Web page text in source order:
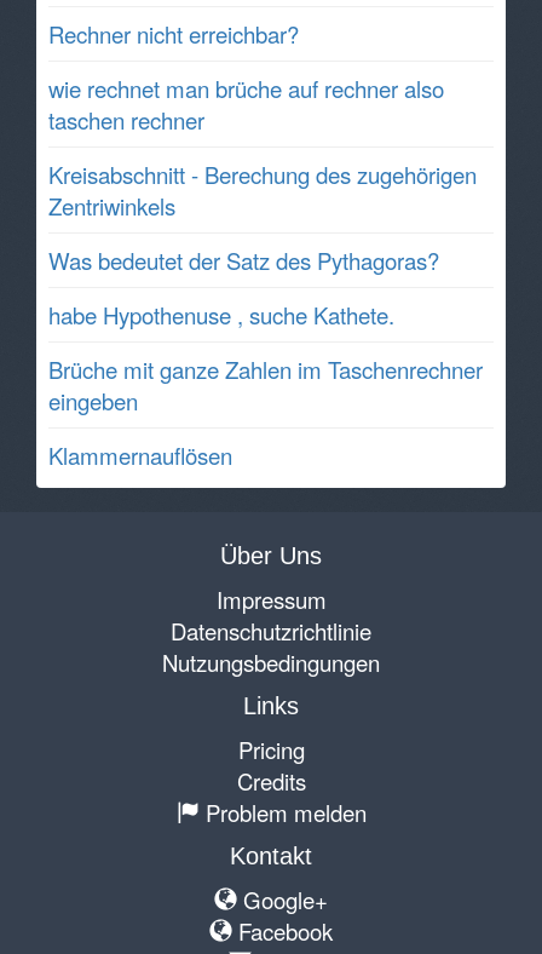
Rechner nicht erreichbar?
wie rechnet man brüche auf rechner also
taschen rechner
Kreisabschnitt - Berechung des zugehörigen
Zentriwinkels
Was bedeutet der Satz des Pythagoras?
habe Hypothenuse , suche Kathete.
Brüche mit ganze Zahlen im Taschenrechner
eingeben
Klammernauflösen
Über Uns
Impressum
Datenschutzrichtlinie
Nutzungsbedingungen
Links
Pricing
Credits
Problem melden
Kontakt
Google+
Facebook